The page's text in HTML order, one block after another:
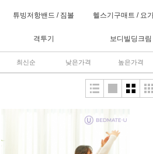
튜빙저항밴드 / 짐볼 헬스기구매트 / 요
격투기 보디빌딩크림
최신순 낮은가격 높은가격